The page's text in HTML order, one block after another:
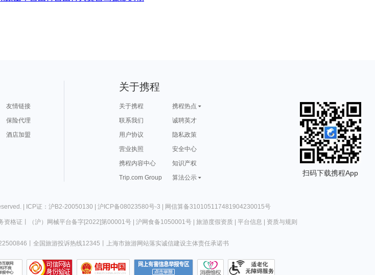
友情链接
保险代理
酒店加盟
关于携程
关于携程
携程热点
联系我们
诚聘英才
用户协议
隐私政策
营业执照
安全中心
携程内容中心
知识产权
Trip.com Group
算法公示
扫码下载携程App
| ICP证：沪B2-20050130 | 沪ICP备08023580号-3 | 网信算备310105117481904230015号
资格证 （沪）网械平台备字[2022]第00001号| 沪网食备1050001号| 旅游度假资质| 平台信息 资质与规则
全国旅游投诉热线12345 上海市旅游网站落实诚信建设主体责任承诺书